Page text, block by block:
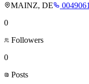
MAINZ, DE
0
Followers
0
Posts